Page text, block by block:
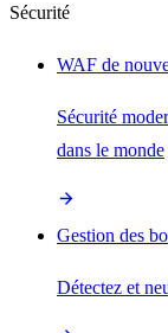
Sécurité
WAF de
Sécurité
dans le monde
Gestion des
Détectez et